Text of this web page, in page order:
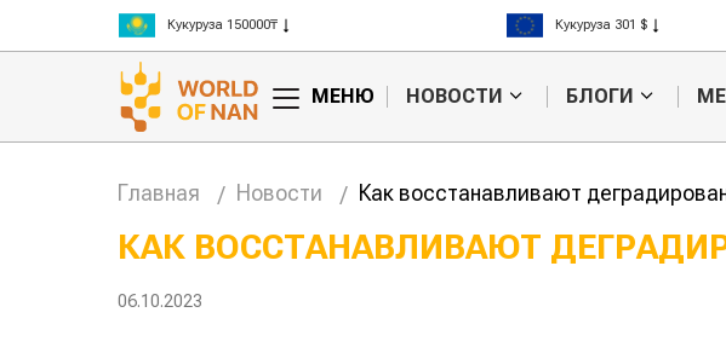
Рис 300000₸
Пшеница 3 класс 125000₸
Рис 408 $
Пшеница 423 $
МЕНЮ НОВОСТИ БЛОГИ
Главная Новости Как восстанавливают
КАК ВОССТАНАВЛИВАЮТ
06.10.2023